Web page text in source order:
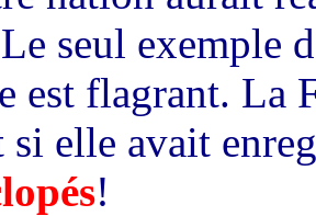
seul exemple
est flagrant. La
si elle avait
!